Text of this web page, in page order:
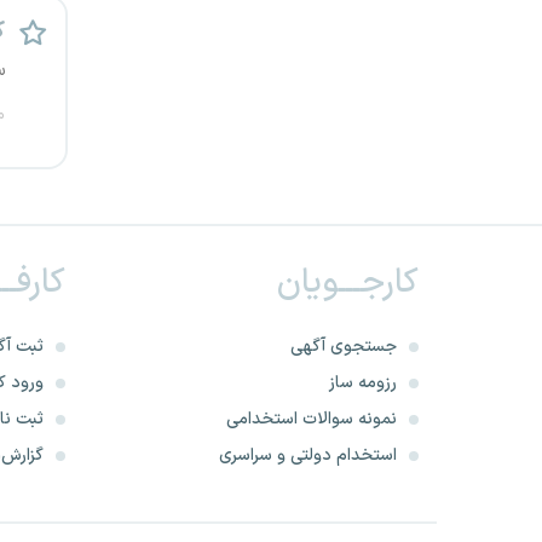
کهگیلویه و بویراحمد
گرگان
گلستان
گیلان
کارجـــویان
جستجوی آگهی
رزومه ساز
نمونه سوالات استخدامی
استخدام دولتی و سراسری
ثبت
ورود
ثبت